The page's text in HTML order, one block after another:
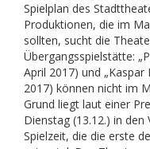
Spielplan des
Produktionen, die im
sollten, sucht die
Übergangsspielstätte:
April 2017) und „Kaspar
2017) können nicht im
Grund liegt laut einer
Dienstag (13.12.) in
Spielzeit, die die erste